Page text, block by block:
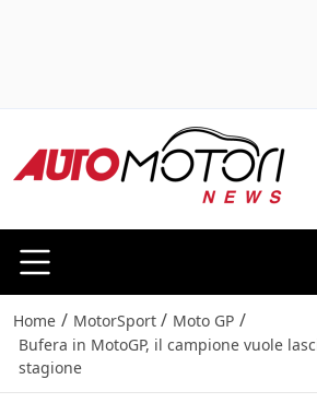
Home / MotorSport / Moto GP /
Bufera in MotoGP, il campione vuole
stagione